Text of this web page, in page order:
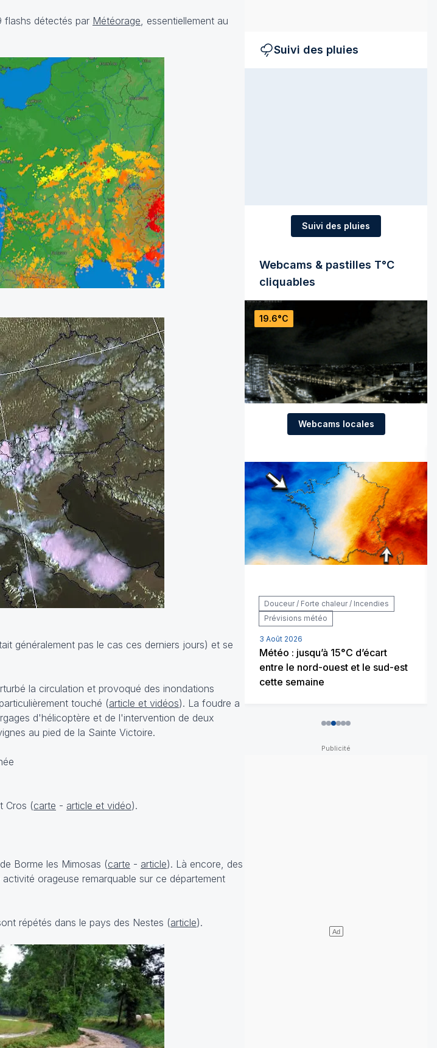
flashs détectés par Météorage, essentiellement au
généralement pas le cas ces derniers jours) et se
la circulation et provoqué des inondations
touché (article et vidéos). La foudre a
d'hélicoptère et de l'intervention de deux
au pied de la Sainte Victoire.
Cros (carte - article et vidéo).
Borme les Mimosas (carte - article). Là encore, des
orageuse remarquable sur ce département
répétés dans le pays des Nestes (article).
Suivi des pluies
Suivi des pluies
Webcams & pastilles T°C
cliquables
19.6°C
Webcams locales
: la
Sécheresse Prévisions météo
orages ne changeront presque
Douceur / Forte chaleur / Incendies
Prévisions météo
3 Août 2026
Météo : jusqu’à 15°C d’écart
entre le nord-ouest et le sud-est
cette semaine
012345